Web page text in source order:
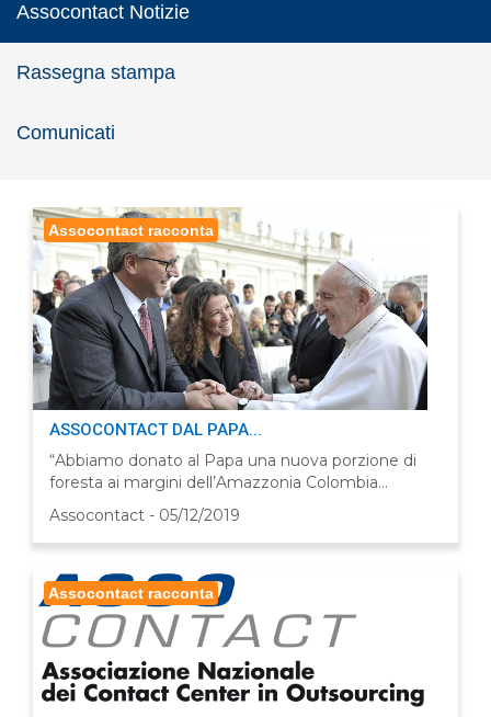
Assocontact Notizie
Rassegna stampa
Comunicati
Assocontact racconta
ASSOCONTACT DAL PAPA...
“Abbiamo donato al Papa una nuova porzione di
foresta ai margini dell’Amazzonia Colombia...
Assocontact - 05/12/2019
Assocontact racconta